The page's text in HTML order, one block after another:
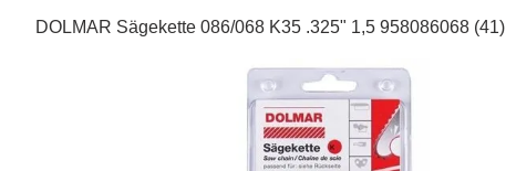
DOLMAR Sägekette 086/068 K35 .325" 1,5 958086068 (41)